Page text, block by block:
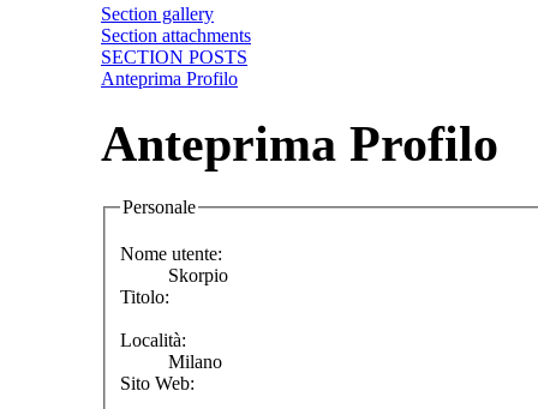
Section gallery
Section attachments
SECTION POSTS
Anteprima Profilo
Anteprima Profilo
Personale
Nome utente:
Skorpio
Titolo:
Località:
Milano
Sito Web: